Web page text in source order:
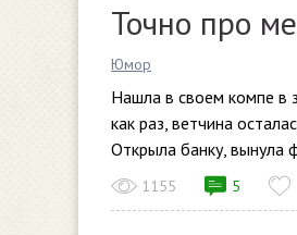
Точно про
Юмор
Нашла в своем компе в
как раз, ветчина
Открыла банку, вынула
1155 5